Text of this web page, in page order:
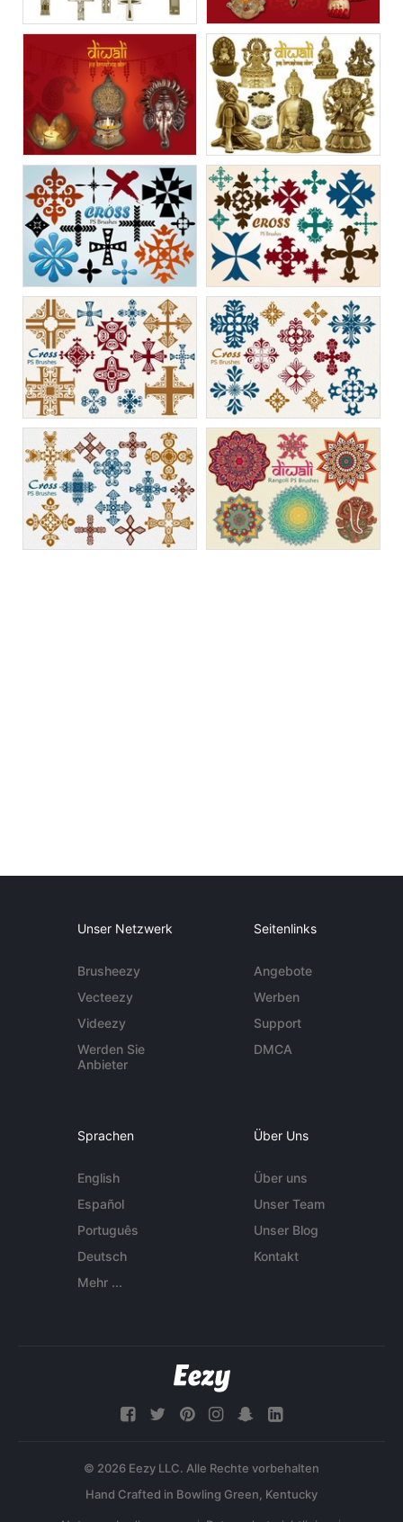
Unser Netzwerk
Brusheezy
Vecteezy
Videezy
Werden Sie
Anbieter
Seitenlinks
Angebote
Werben
Support
DMCA
Sprachen
English
Español
Português
Deutsch
Mehr ...
Über Uns
Über uns
Unser Team
Unser Blog
Kontakt
© 2026 Eezy LLC. Alle Rechte vorbehalten